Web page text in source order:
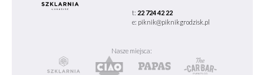
t: 22 724 42 22
e: piknik@piknikgrodzisk.pl
Nasze miejsca: